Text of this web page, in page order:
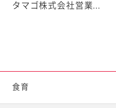
タマゴ株式会社営業...
食育